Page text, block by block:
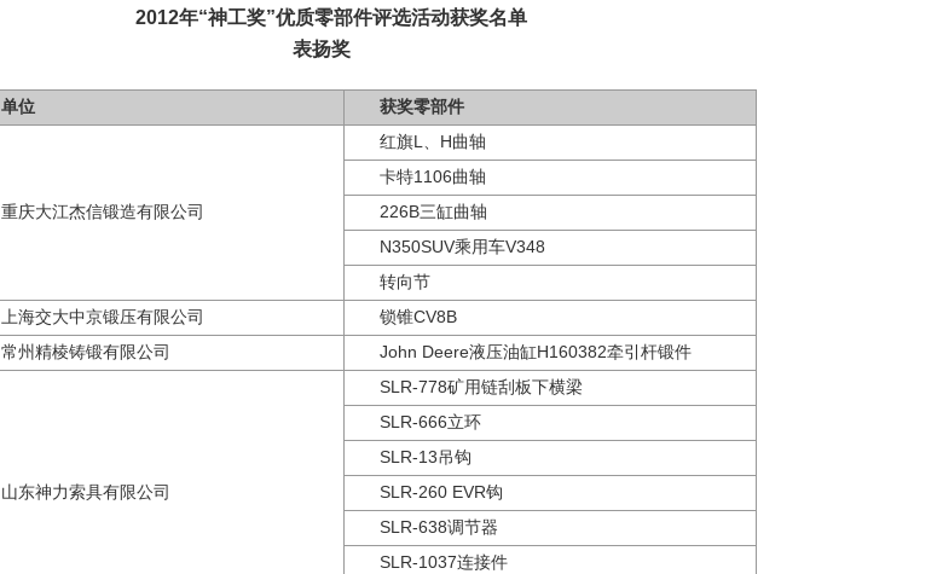
2012年“神工奖”优质零部件评选活动获奖名单
表扬奖
单位 获奖零部件
重庆大江杰信锻造有限公司
红旗L、H曲轴
卡特1106曲轴
226B三缸曲轴
N350SUV乘用车V348
转向节
上海交大中京锻压有限公司
锁锥CV8B
常州精棱铸锻有限公司 John Deere液压油缸H160382牵引杆锻件
山东神力索具有限公司
SLR-778矿用链刮板下横梁
SLR-666立环
SLR-13吊钩
SLR-260 EVR钩
SLR-638调节器
SLR-1037连接件